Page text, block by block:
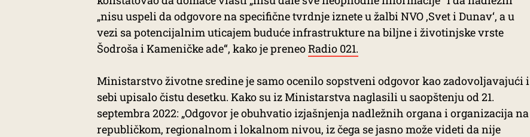
„nisu uspeli da odgovore na specifične tvrdnje iznete u žalbi NVO ‚Svet i Dunav‘, a u
vezi sa potencijalnim uticajem buduće infrastrukture na biljne i životinjske vrste
Šodroša i Kameničke ade“, kako je preneoRadio 021.
Ministarstvo životne sredine je samo ocenilo sopstveni odgovor kao zadovoljavajući i
sebi upisalo čistu desetku. Kako su iz Ministarstva naglasili u saopštenju od 21.
septembra 2022: „Odgovor je obuhvatio izjašnjenja nadležnih organa i organizacija na
republičkom, regionalnom i lokalnom nivou, iz čega se jasno može videti da nije